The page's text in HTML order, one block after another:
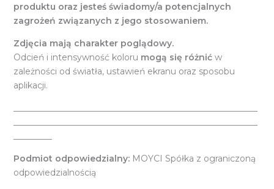
produktu oraz jesteś świadomy/a potencjalnych
zagrożeń związanych z jego stosowaniem.
Zdjęcia mają charakter poglądowy.
Odcień i intensywność koloru mogą się różnićw
zależności od światła, ustawień ekranu oraz sposobu
aplikacji.
Podmiot odpowiedzialny:MOYCI Spółka z ograniczoną
odpowiedzialnością